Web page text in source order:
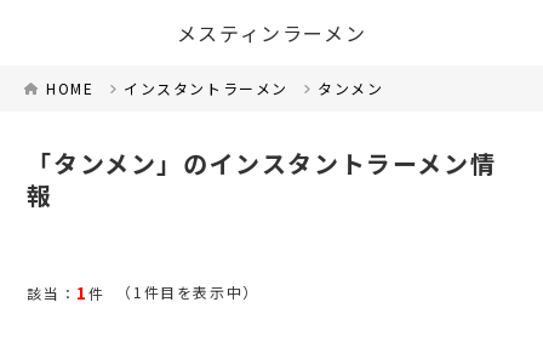
メスティンラーメン
HOME インスタントラーメン タンメン
「タンメン」のインスタントラーメン情
報
該当： 1件 （1件目を表示中）